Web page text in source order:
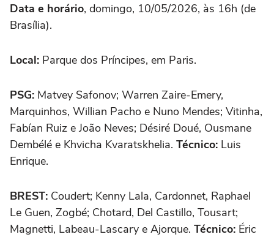
Data e horário, domingo, 10/05/2026, às 16h (de
Brasília).
Local: Parque dos Príncipes, em Paris.
PSG: Matvey Safonov; Warren Zaire-Emery,
Marquinhos, Willian Pacho e Nuno Mendes; Vitinha,
Fabían Ruiz e João Neves; Désiré Doué, Ousmane
Dembélé e Khvicha Kvaratskhelia. Técnico: Luis
Enrique.
BREST: Coudert; Kenny Lala, Cardonnet, Raphael
Le Guen, Zogbé; Chotard, Del Castillo, Tousart;
Magnetti, Labeau-Lascary e Ajorque. Técnico: Éric